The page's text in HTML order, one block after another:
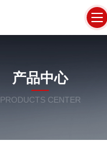
产品中心
PRODUCTS CENTER